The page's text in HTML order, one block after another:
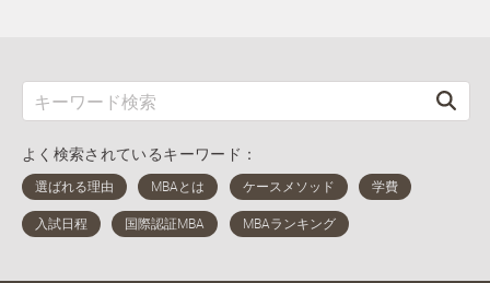
よく検索されているキーワード：